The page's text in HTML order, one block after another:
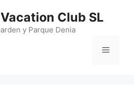
Club SL
y Parque Denia
Menú